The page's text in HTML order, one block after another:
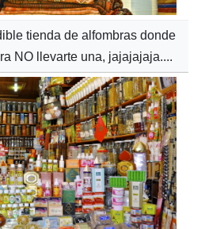
tienda de alfombras donde
NO llevarte una, jajajajaja....